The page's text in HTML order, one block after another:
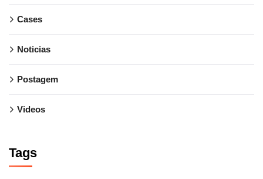
Cases
Noticias
Postagem
Videos
Tags